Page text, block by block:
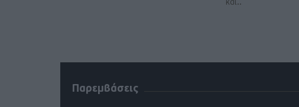
και..
Παρεμβάσεις